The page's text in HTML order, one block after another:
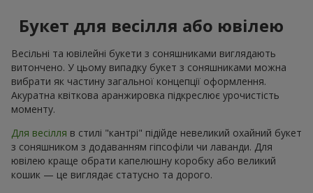
Букет для весілля або ювілею
Весільні та ювілейні букети з соняшниками виглядають
витончено. У цьому випадку букет з соняшниками можна
вибрати як частину загальної концепції оформлення.
Акуратна квіткова аранжировка підкреслює урочистість
моменту.
Для весілля в стилі "кантрі" підійде невеликий охайний букет
з соняшником з додаванням гіпсофіли чи лаванди. Для
ювілею краще обрати капелюшну коробку або великий
кошик — це виглядає статусно та дорого.